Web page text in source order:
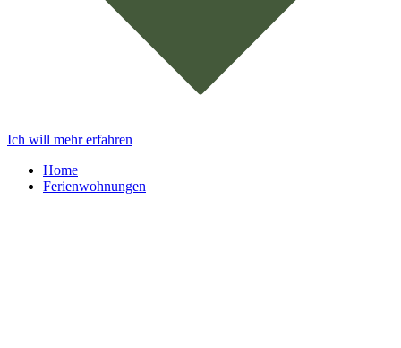
Ich will mehr erfahren
Home
Ferienwohnungen